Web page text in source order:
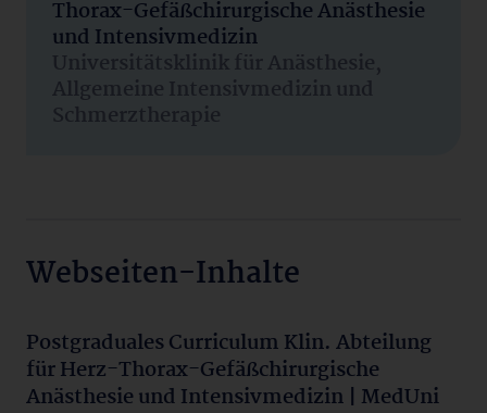
Thorax-Gefäßchirurgische Anästhesie
und Intensivmedizin
Universitätsklinik für Anästhesie,
Allgemeine Intensivmedizin und
Schmerztherapie
Webseiten-Inhalte
Postgraduales Curriculum Klin. Abteilung
für Herz-Thorax-Gefäßchirurgische
Anästhesie und Intensivmedizin | MedUni